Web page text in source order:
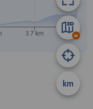
km
3.7 km 5 km